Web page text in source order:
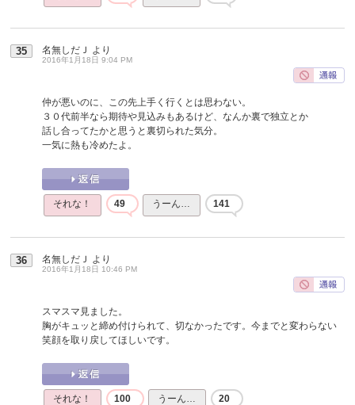
35 名無しだＪ より
2016年1月18日 9:04 PM
仲が悪いのに、この先上手く行くとは思わない。
３０代前半なら期待や見込みもあるけど、なんか裏で独立とか
話し合ってたかと思うと裏切られた気分。
一気に熱も冷めたよ。
それな！ 49 うーん… 141
36 名無しだＪ より
2016年1月18日 10:46 PM
スマスマ見ました。
胸がキュッと締め付けられて、切なかったです。今までと変わらない
笑顔を取り戻してほしいです。
それな！ 100 うーん… 20